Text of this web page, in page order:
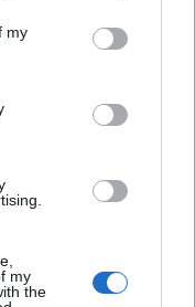
my
my
the